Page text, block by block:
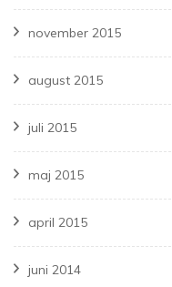
november 2015
august 2015
juli 2015
maj 2015
april 2015
juni 2014